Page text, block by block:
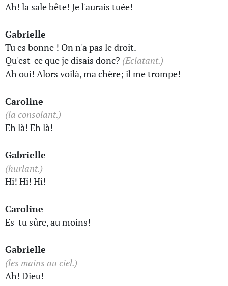
Ah! la sale bête! Je l'aurais tuée!
Gabrielle
Tu es bonne ! On n'a pas le droit.
Qu'est-ce que je disais donc? (Eclatant.)
Ah oui! Alors voilà, ma chère; il me trompe!
Caroline
(la consolant.)
Eh là! Eh là!
Gabrielle
(hurlant.)
Hi! Hi! Hi!
Caroline
Es-tu sûre, au moins!
Gabrielle
(les mains au ciel.)
Ah! Dieu!